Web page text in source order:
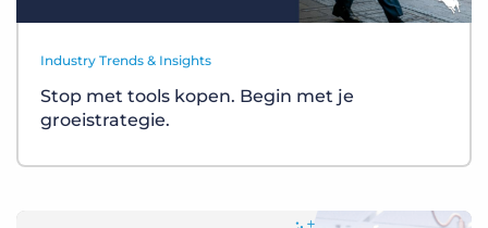
Industry Trends & Insights
Stop met tools kopen. Begin met je
groeistrategie.